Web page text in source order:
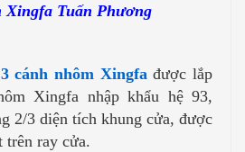
Tuấn Phương
cánh nhôm Xingfađược lắp
Xingfa nhập khẩu hệ 93,
2/3 diện tích khung cửa, được
trên ray cửa.